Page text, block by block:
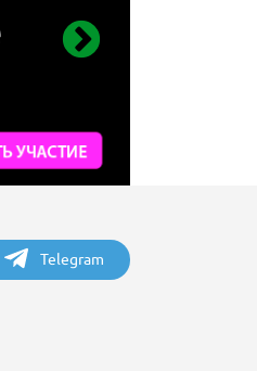
Telegram